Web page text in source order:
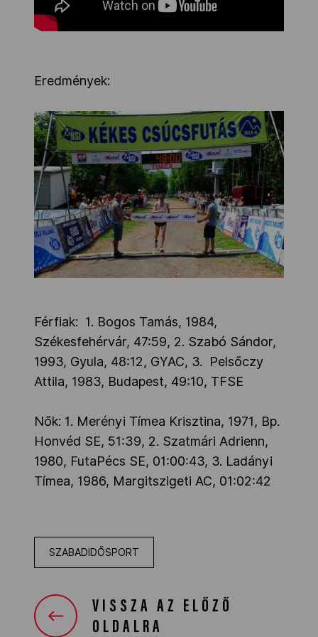
Eredmények:
Férfiak: 1. Bogos Tamás, 1984,
Székesfehérvár, 47:59, 2. Szabó Sándor,
1993, Gyula, 48:12, GYAC, 3. Pelsőczy
Attila, 1983, Budapest, 49:10, TFSE
Nők: 1. Merényi Tímea Krisztina, 1971, Bp.
Honvéd SE, 51:39, 2. Szatmári Adrienn,
1980, FutaPécs SE, 01:00:43, 3. Ladányi
Tímea, 1986, Margitszigeti AC, 01:02:42
SZABADIDŐSPORT
VISSZA AZ ELŐZŐ
OLDALRA